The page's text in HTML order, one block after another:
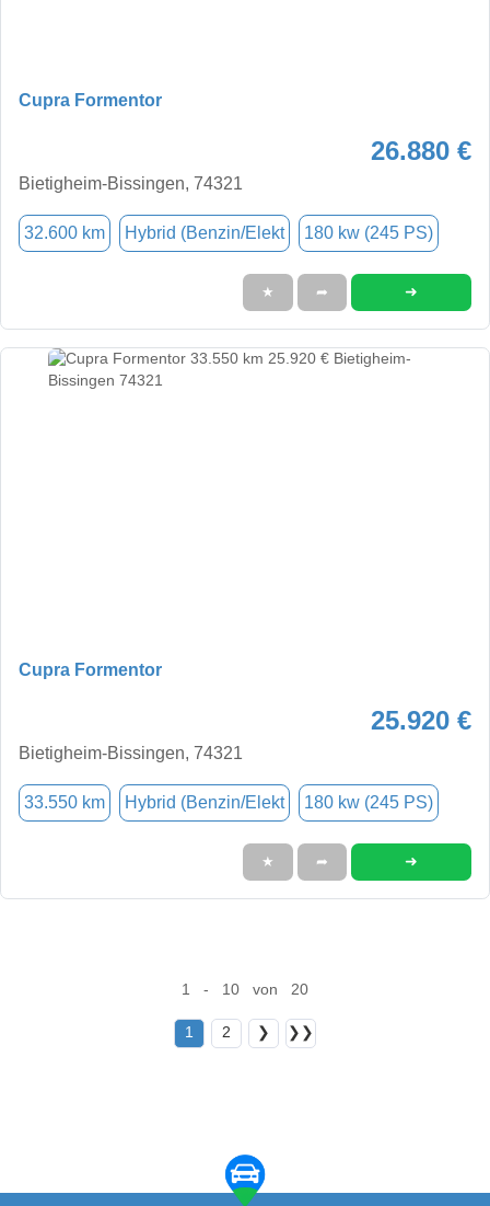
Cupra Formentor
26.880 €
Bietigheim-Bissingen, 74321
32.600 km Hybrid (Benzin/Elekt 180 kw (245 PS)
★ ➦ ➜
Cupra Formentor
25.920 €
Bietigheim-Bissingen, 74321
33.550 km Hybrid (Benzin/Elekt 180 kw (245 PS)
★ ➦ ➜
1 - 10 von 20
1 2 ❯ ❯❯